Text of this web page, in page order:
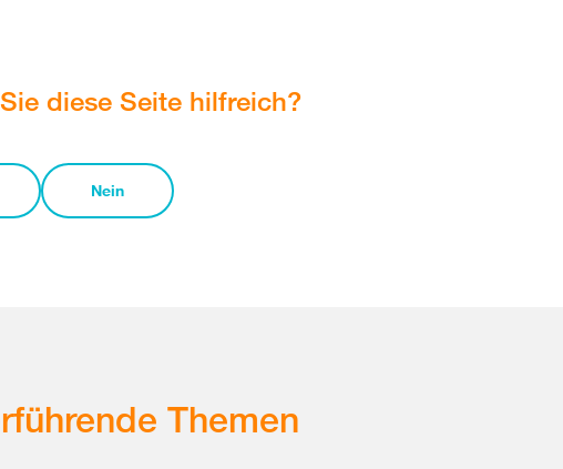
diese Seite hilfreich?
Nein
Themen